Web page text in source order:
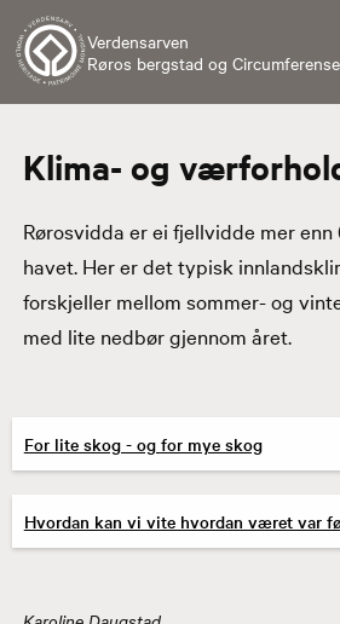
Verdensarven
Røros bergstad og
Klima- og
Rørosvidda er ei fjellvidde mer
havet. Her er det typisk
forskjeller mellom sommer- og
med lite nedbør gjennom året.
For lite skog - og for mye skog
Hvordan kan vi vite hvordan været var